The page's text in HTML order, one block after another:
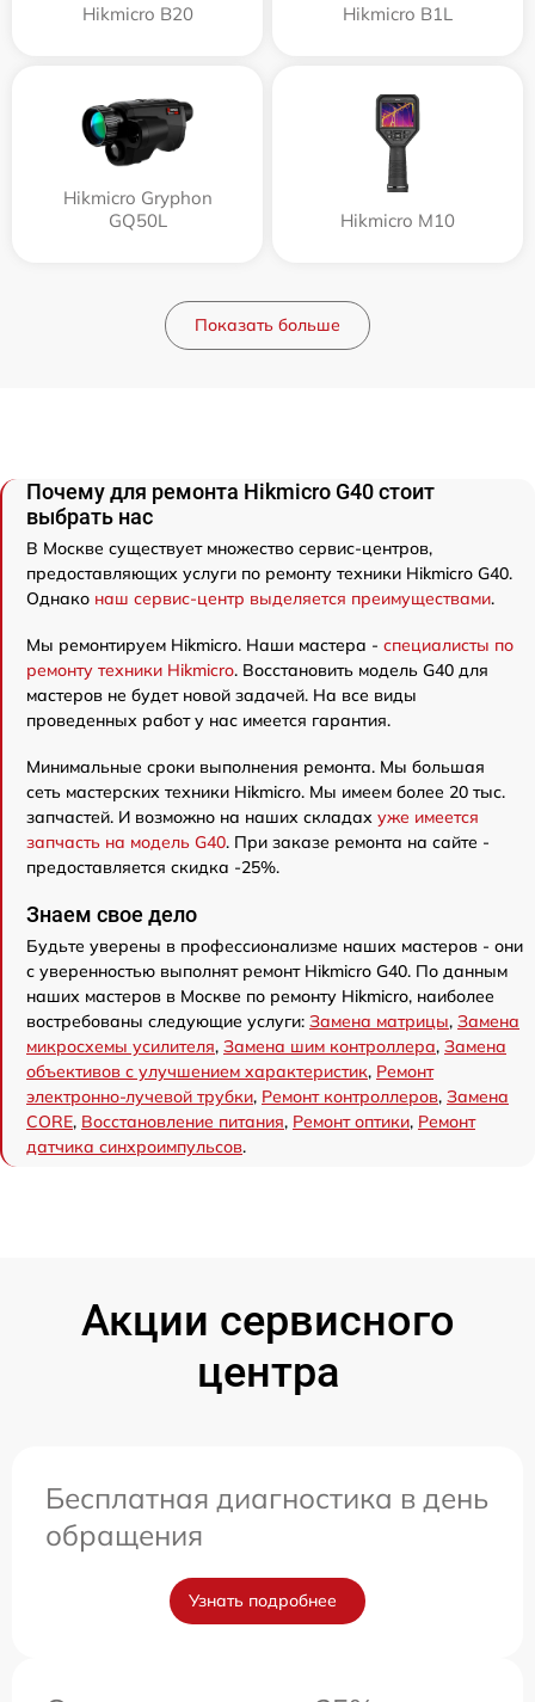
Hikmicro B20 Hikmicro B1L
Hikmicro Gryphon
GQ50L
Hikmicro M10
Показать больше
Почему для ремонта Hikmicro G40 стоит
выбрать нас
В Москве существует множество сервис-центров,
предоставляющих услуги по ремонту техники Hikmicro G40.
Однако наш сервис-центр выделяется преимуществами.
Мы ремонтируем Hikmicro. Наши мастера - специалисты по
ремонту техники Hikmicro. Восстановить модель G40 для
мастеров не будет новой задачей. На все виды
проведенных работ у нас имеется гарантия.
Минимальные сроки выполнения ремонта. Мы большая
сеть мастерских техники Hikmicro. Мы имеем более 20 тыс.
запчастей. И возможно на наших складах уже имеется
запчасть на модель G40. При заказе ремонта на сайте -
предоставляется скидка -25%.
Знаем свое дело
Будьте уверены в профессионализме наших мастеров - они
с уверенностью выполнят ремонт Hikmicro G40. По данным
наших мастеров в Москве по ремонту Hikmicro, наиболее
востребованы следующие услуги: Замена матрицы, Замена
микросхемы усилителя, Замена шим контроллера, Замена
объективов с улучшением характеристик, Ремонт
электронно-лучевой трубки, Ремонт контроллеров, Замена
CORE, Восстановление питания, Ремонт оптики, Ремонт
датчика синхроимпульсов.
Акции сервисного
центра
Бесплатная диагностика в день
обращения
Узнать подробнее